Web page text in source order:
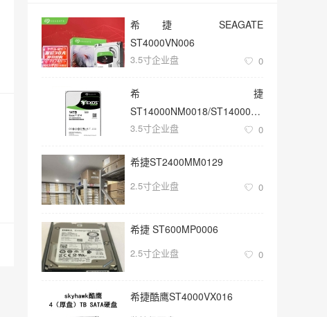
希捷 SEAGATE
ST4000VN006
3.5寸企业盘 0
希捷
ST14000NM0018/ST14000NM001G
3.5寸SATA 14TB硬盘
3.5寸企业盘 0
希捷ST2400MM0129
2.5寸企业盘 0
希捷 ST600MP0006
2.5寸企业盘 0
希捷酷鹰ST4000VX016